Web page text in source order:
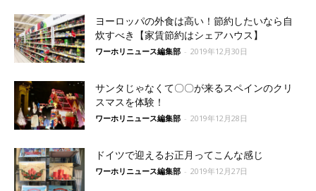
ヨーロッパの外食は高い！節約したいなら自
炊すべき【家賃節約はシェアハウス】
ワーホリニュース編集部 - 2019年12月30日
サンタじゃなくて〇〇が来るスペインのクリ
スマスを体験！
ワーホリニュース編集部 - 2019年12月28日
ドイツで迎えるお正月ってこんな感じ
ワーホリニュース編集部 - 2019年12月27日